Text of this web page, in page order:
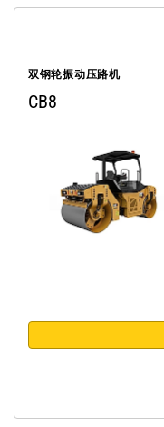
双钢轮振动压路机
CB8